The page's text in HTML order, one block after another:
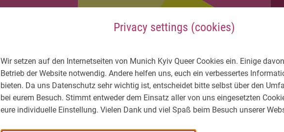
Privacy settings (cookies)
Wir setzen auf den Internetseiten von Munich Kyiv Queer Cookies ein. Einige
Betrieb der Website notwendig. Andere helfen uns, euch ein verbessertes
bieten. Da uns Datenschutz sehr wichtig ist, entscheidet bitte selbst über den
bei eurem Besuch. Stimmt entweder dem Einsatz aller von uns eingesetzten
eure individuelle Einstellung. Vielen Dank und viel Spaß beim Besuch unserer